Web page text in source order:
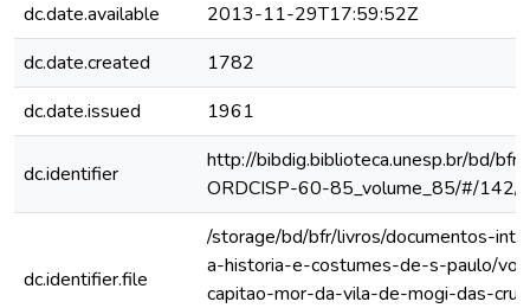
dc.date.available
2013-11-29T17:59:52Z
dc.date.created
1782
dc.date.issued
1961
dc.identifier
http://bibdig.biblioteca.unesp.br/bd/
ORDCISP-60-85_volume_85/#/142/
dc.identifier.file
/storage/bd/bfr/livros/documentos-
a-historia-e-costumes-de-s-paulo/
capitao-mor-da-vila-de-mogi-das-